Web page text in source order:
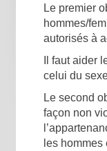
Le premier
hommes/
autorisés à
Il faut aider
celui du
Le second
façon non
les hommes